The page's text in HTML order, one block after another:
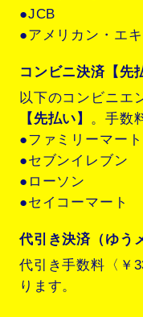
●JCB
●アメリカン・エ
コンビニ決済【先
以下のコンビニエ
【先払い】 。手数
●ファミリーマート
●セブンイレブン
●ローソン
●セイコーマート
代引き決済（ゆう
代引き手数料〈￥
ります。